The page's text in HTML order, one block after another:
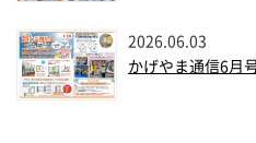
2026.06.03
かげやま通信6月